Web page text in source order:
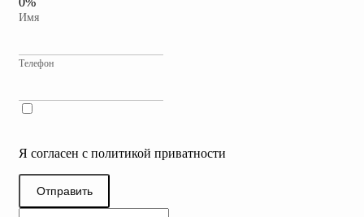
Имя
Телефон
Я согласен с политикой приватности
Отправить